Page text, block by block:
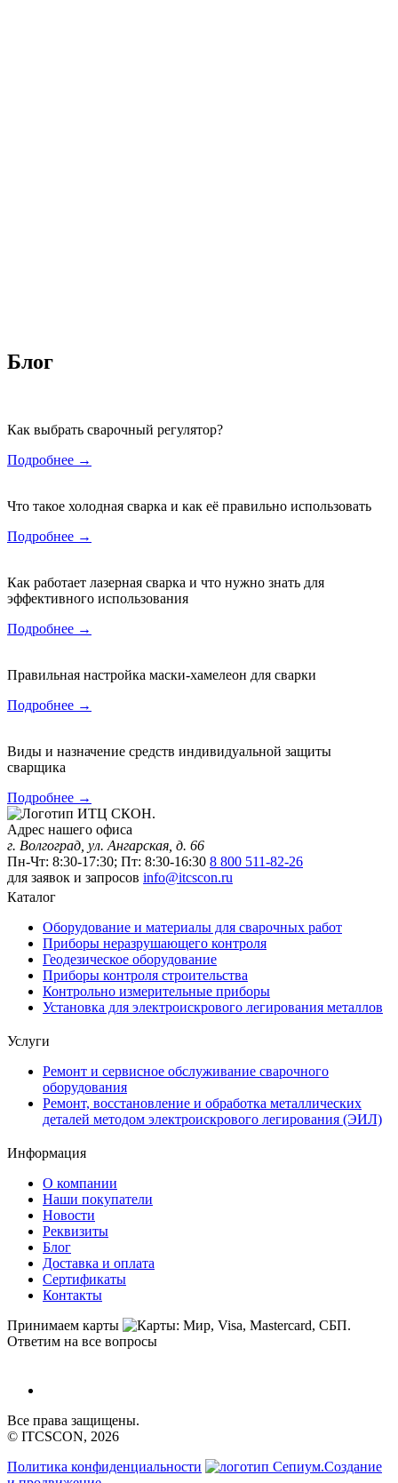
Блог
Как выбрать сварочный регулятор?
Подробнее →
Что такое холодная сварка и как её правильно использовать
Подробнее →
Как работает лазерная сварка и что нужно знать для
эффективного использования
Подробнее →
Правильная настройка маски-хамелеон для сварки
Подробнее →
Виды и назначение средств индивидуальной защиты
сварщика
Подробнее →
Адрес нашего офиса
г. Волгоград, ул. Ангарская, д. 66
Пн-Чт: 8:30-17:30; Пт: 8:30-16:30 8 800 511-82-26
для заявок и запросов info@itcscon.ru
Каталог
Оборудование и материалы для сварочных работ
Приборы неразрушающего контроля
Геодезическое оборудование
Приборы контроля строительства
Контрольно измерительные приборы
Установка для электроискрового легирования металлов
Услуги
Ремонт и сервисное обслуживание сварочного
оборудования
Ремонт, восстановление и обработка металлических
деталей методом электроискрового легирования (ЭИЛ)
Информация
О компании
Наши покупатели
Новости
Реквизиты
Блог
Доставка и оплата
Сертификаты
Контакты
Принимаем карты
Ответим на все вопросы
Все права защищены.
© ITCSCON, 2026
Политика конфиденциальности
Создание